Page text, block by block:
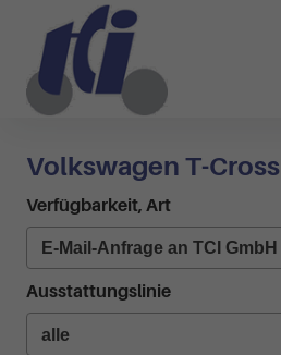
Volkswagen T-Cross
Verfügbarkeit, Art
Ausstattungslinie